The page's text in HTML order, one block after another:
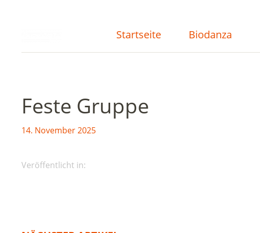
Startseite Biodanza
Feste Gruppe
14. November 2025
Veröffentlicht in: